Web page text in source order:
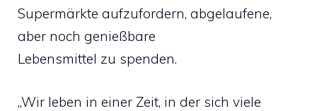
Supermärkte aufzufordern, abgelaufene,
aber noch genießbare
Lebensmittel zu spenden.
„Wir leben in einer Zeit, in der sich viele